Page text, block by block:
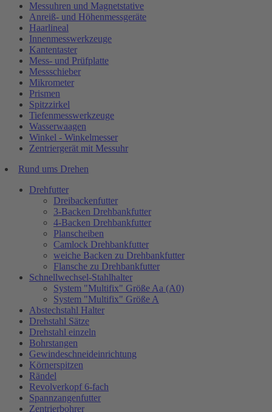
Messuhren und Magnetstative
Anreiß- und Höhenmessgeräte
Haarlineal
Innenmesswerkzeuge
Kantentaster
Mess- und Prüfplatte
Messschieber
Mikrometer
Prismen
Spitzzirkel
Tiefenmesswerkzeuge
Wasserwaagen
Winkel - Winkelmesser
Zentriergerät mit Messuhr
Rund ums Drehen
Drehfutter
Dreibackenfutter
3-Backen Drehbankfutter
4-Backen Drehbankfutter
Planscheiben
Camlock Drehbankfutter
weiche Backen zu Drehbankfutter
Flansche zu Drehbankfutter
Schnellwechsel-Stahlhalter
System "Multifix" Größe Aa (A0)
System "Multifix" Größe A
Abstechstahl Halter
Drehstahl Sätze
Drehstahl einzeln
Bohrstangen
Gewindeschneideinrichtung
Körnerspitzen
Rändel
Revolverkopf 6-fach
Spannzangenfutter
Zentrierbohrer